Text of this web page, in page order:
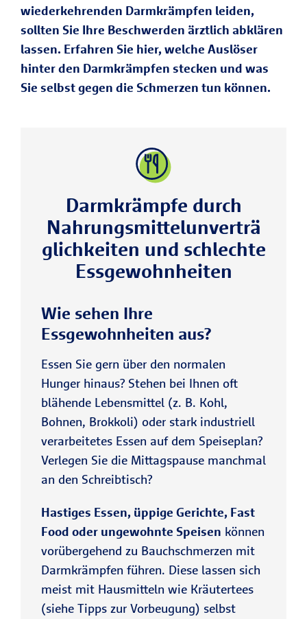
wiederkehrenden Darmkrämpfen leiden,
sollten Sie Ihre Beschwerden ärztlich abklären
lassen. Erfahren Sie hier, welche Auslöser
hinter den Darmkrämpfen stecken und was
Sie selbst gegen die Schmerzen tun können.
Darmkrämpfe durch
Nahrungsmittelunverträ
glichkeiten und schlechte
Essgewohnheiten
Wie sehen Ihre
Essgewohnheiten aus?
Essen Sie gern über den normalen
Hunger hinaus? Stehen bei Ihnen oft
blähende Lebensmittel (z. B. Kohl,
Bohnen, Brokkoli) oder stark industriell
verarbeitetes Essen auf dem Speiseplan?
Verlegen Sie die Mittagspause manchmal
an den Schreibtisch?
Hastiges Essen, üppige Gerichte, Fast
Food oder ungewohnte Speisen können
vorübergehend zu Bauchschmerzen mit
Darmkrämpfen führen. Diese lassen sich
meist mit Hausmitteln wie Kräutertees
(siehe Tipps zur Vorbeugung) selbst